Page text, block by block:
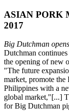
ASIAN PORK
2017
Big Dutchman
Dutchman
the opening of new
"The future
market, promote
Philippines with a
global market,"[...]
for Big Dutchman